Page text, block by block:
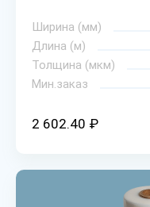
Ширина (мм)
Длина (м)
Толщина (мкм)
Мин.заказ
2 602.40 ₽